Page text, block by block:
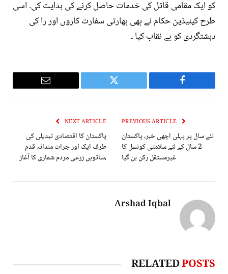
کو ایک مقامی قاتل کی خدمات حاصل کرنے کی ہدایت کی۔ اسی
طرح کینیڈین حکام نے بھی بھارتی سفارت کاروں اور را کی
دہشتگردی کو بے نقاب کیا ۔
Facebook
Twitter
Email
نئے سال پر پہلی اچھی خبر، پاکستان
2 سال کے لئے سلامتی کونسل کا
غیرمستقل رکن بن گیا
NEXT ARTICLE
پاکستان کا اقتصادی تبدیلی کی
طرف ایک اور جرات مندانہ قدم
،ساتویں زرعی مردم شماری کا آغاز
Arshad Iqbal
RELATEDPOSTS